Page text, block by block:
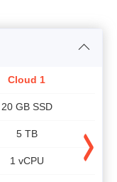
Cloud 1
20 GB SSD
5 TB
1 vCPU